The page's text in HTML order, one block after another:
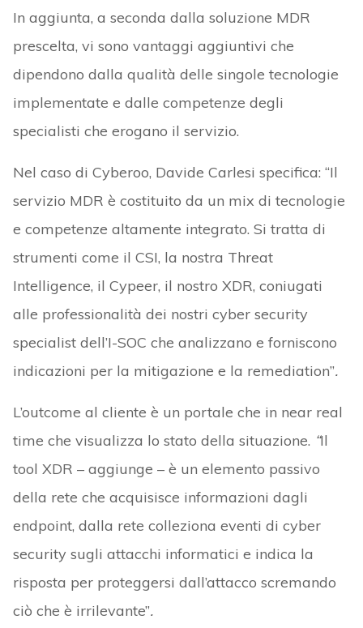
In aggiunta, a seconda dalla soluzione MDR
prescelta, vi sono vantaggi aggiuntivi che
dipendono dalla qualità delle singole tecnologie
implementate e dalle competenze degli
specialisti che erogano il servizio.
Nel caso di Cyberoo, Davide Carlesi specifica: “Il
servizio MDR è costituito da un mix di tecnologie
e competenze altamente integrato. Si tratta di
strumenti come il CSI, la nostra Threat
Intelligence, il Cypeer, il nostro XDR, coniugati
alle professionalità dei nostri cyber security
specialist dell’I-SOC che analizzano e forniscono
indicazioni per la mitigazione e la remediation”.
L’outcome al cliente è un portale che in near real
time che visualizza lo stato della situazione. “Il
tool XDR – aggiunge – è un elemento passivo
della rete che acquisisce informazioni dagli
endpoint, dalla rete colleziona eventi di cyber
security sugli attacchi informatici e indica la
risposta per proteggersi dall’attacco scremando
ciò che è irrilevante”.